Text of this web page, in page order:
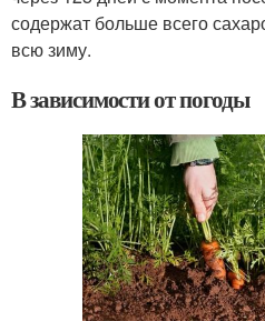
содержат больше всего
всю зиму.
В зависимости от погоды